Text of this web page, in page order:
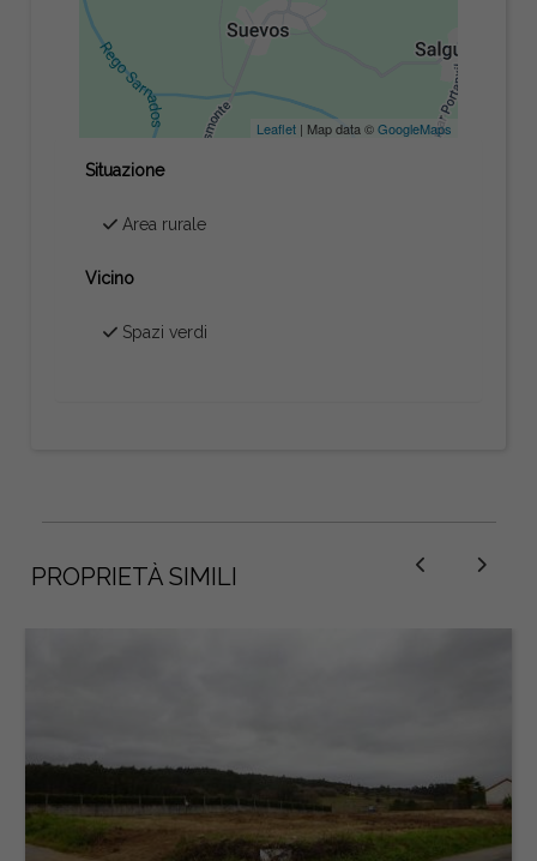
Leaflet| Map data ©GoogleMaps
Situazione
Area rurale
Vicino
Spazi verdi
PROPRIETÀ SIMILI